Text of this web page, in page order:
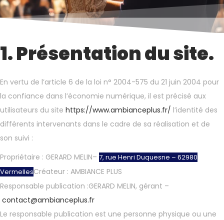
1. Présentation du site.
En vertu de l’article 6 de la loi n° 2004-575 du 21 juin 2004 pour
la confiance dans l’économie numérique, il est précisé aux
utilisateurs du site https://www.ambianceplus.fr/ l’identité des
différents intervenants dans le cadre de sa réalisation et de
son suivi :
Propriétaire : GERARD MELIN– 7, rue Henri Duquesne – 62980
VermellesCréateur : AMBIANCE PLUS
Responsable publication :GERARD MELIN, gérant –
contact@ambianceplus.fr
Le responsable publication est une personne physique ou une